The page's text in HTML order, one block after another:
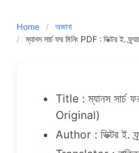
Home
অজানা
ম্যানস সার্চ ফর মিনিং PDF :
Title : ম্যানস সার্চ
Original)
Author : ভিক্টর ই.